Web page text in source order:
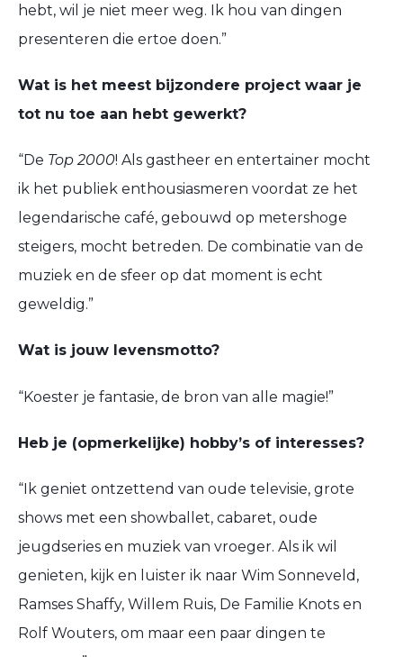
hebt, wil je niet meer weg. Ik hou van dingen
presenteren die ertoe doen.”
Wat is het meest bijzondere project waar je
tot nu toe aan hebt gewerkt?
“De Top 2000! Als gastheer en entertainer mocht
ik het publiek enthousiasmeren voordat ze het
legendarische café, gebouwd op metershoge
steigers, mocht betreden. De combinatie van de
muziek en de sfeer op dat moment is echt
geweldig.”
Wat is jouw levensmotto?
“Koester je fantasie, de bron van alle magie!”
Heb je (opmerkelijke) hobby’s of interesses?
“Ik geniet ontzettend van oude televisie, grote
shows met een showballet, cabaret, oude
jeugdseries en muziek van vroeger. Als ik wil
genieten, kijk en luister ik naar Wim Sonneveld,
Ramses Shaffy, Willem Ruis, De Familie Knots en
Rolf Wouters, om maar een paar dingen te